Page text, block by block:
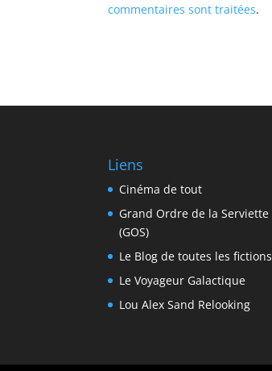
commentaires sont traitées.
Liens
Cinéma de tout
Grand Ordre de la Serviette
(GOS)
Le Blog de toutes les fictions
Le Voyageur Galactique
Lou Alex Sand Relooking